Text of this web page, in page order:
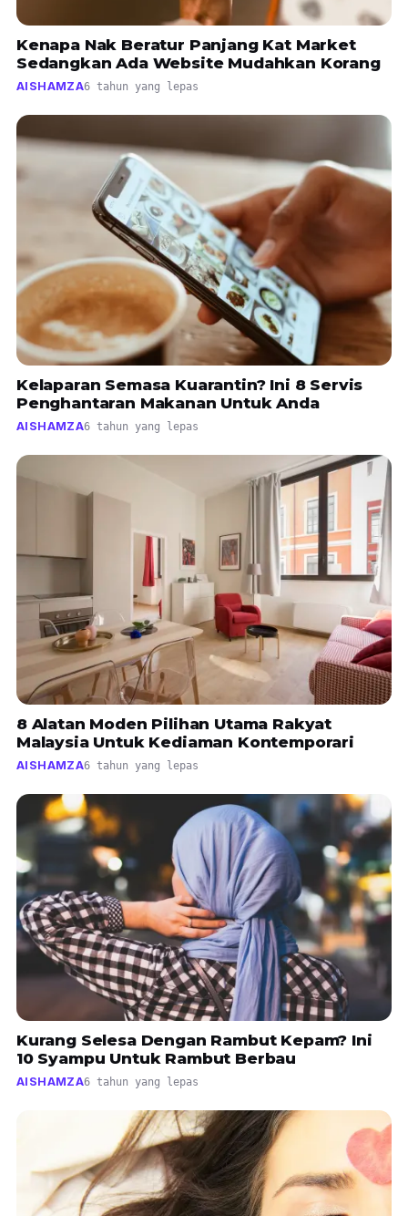
Kenapa Nak Beratur Panjang Kat Market
Sedangkan Ada Website Mudahkan Korang
AISHAMZA6 tahun yang lepas
Kelaparan Semasa Kuarantin? Ini 8 Servis
Penghantaran Makanan Untuk Anda
AISHAMZA6 tahun yang lepas
8 Alatan Moden Pilihan Utama Rakyat
Malaysia Untuk Kediaman Kontemporari
AISHAMZA6 tahun yang lepas
Kurang Selesa Dengan Rambut Kepam? Ini
10 Syampu Untuk Rambut Berbau
AISHAMZA6 tahun yang lepas